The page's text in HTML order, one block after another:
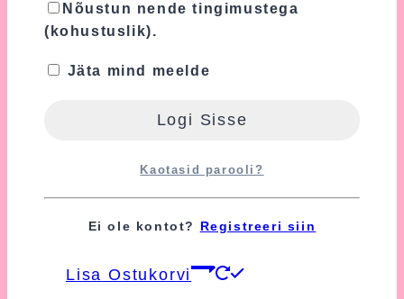
Lisa Ostukorvi
Nõustun nende tingimustega
(kohustuslik).
Jäta mind meelde
Kaotasid parooli?
Ei ole kontot? Registreeri siin